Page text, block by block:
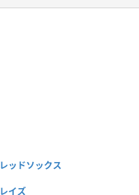
レッドソックス
レイズ